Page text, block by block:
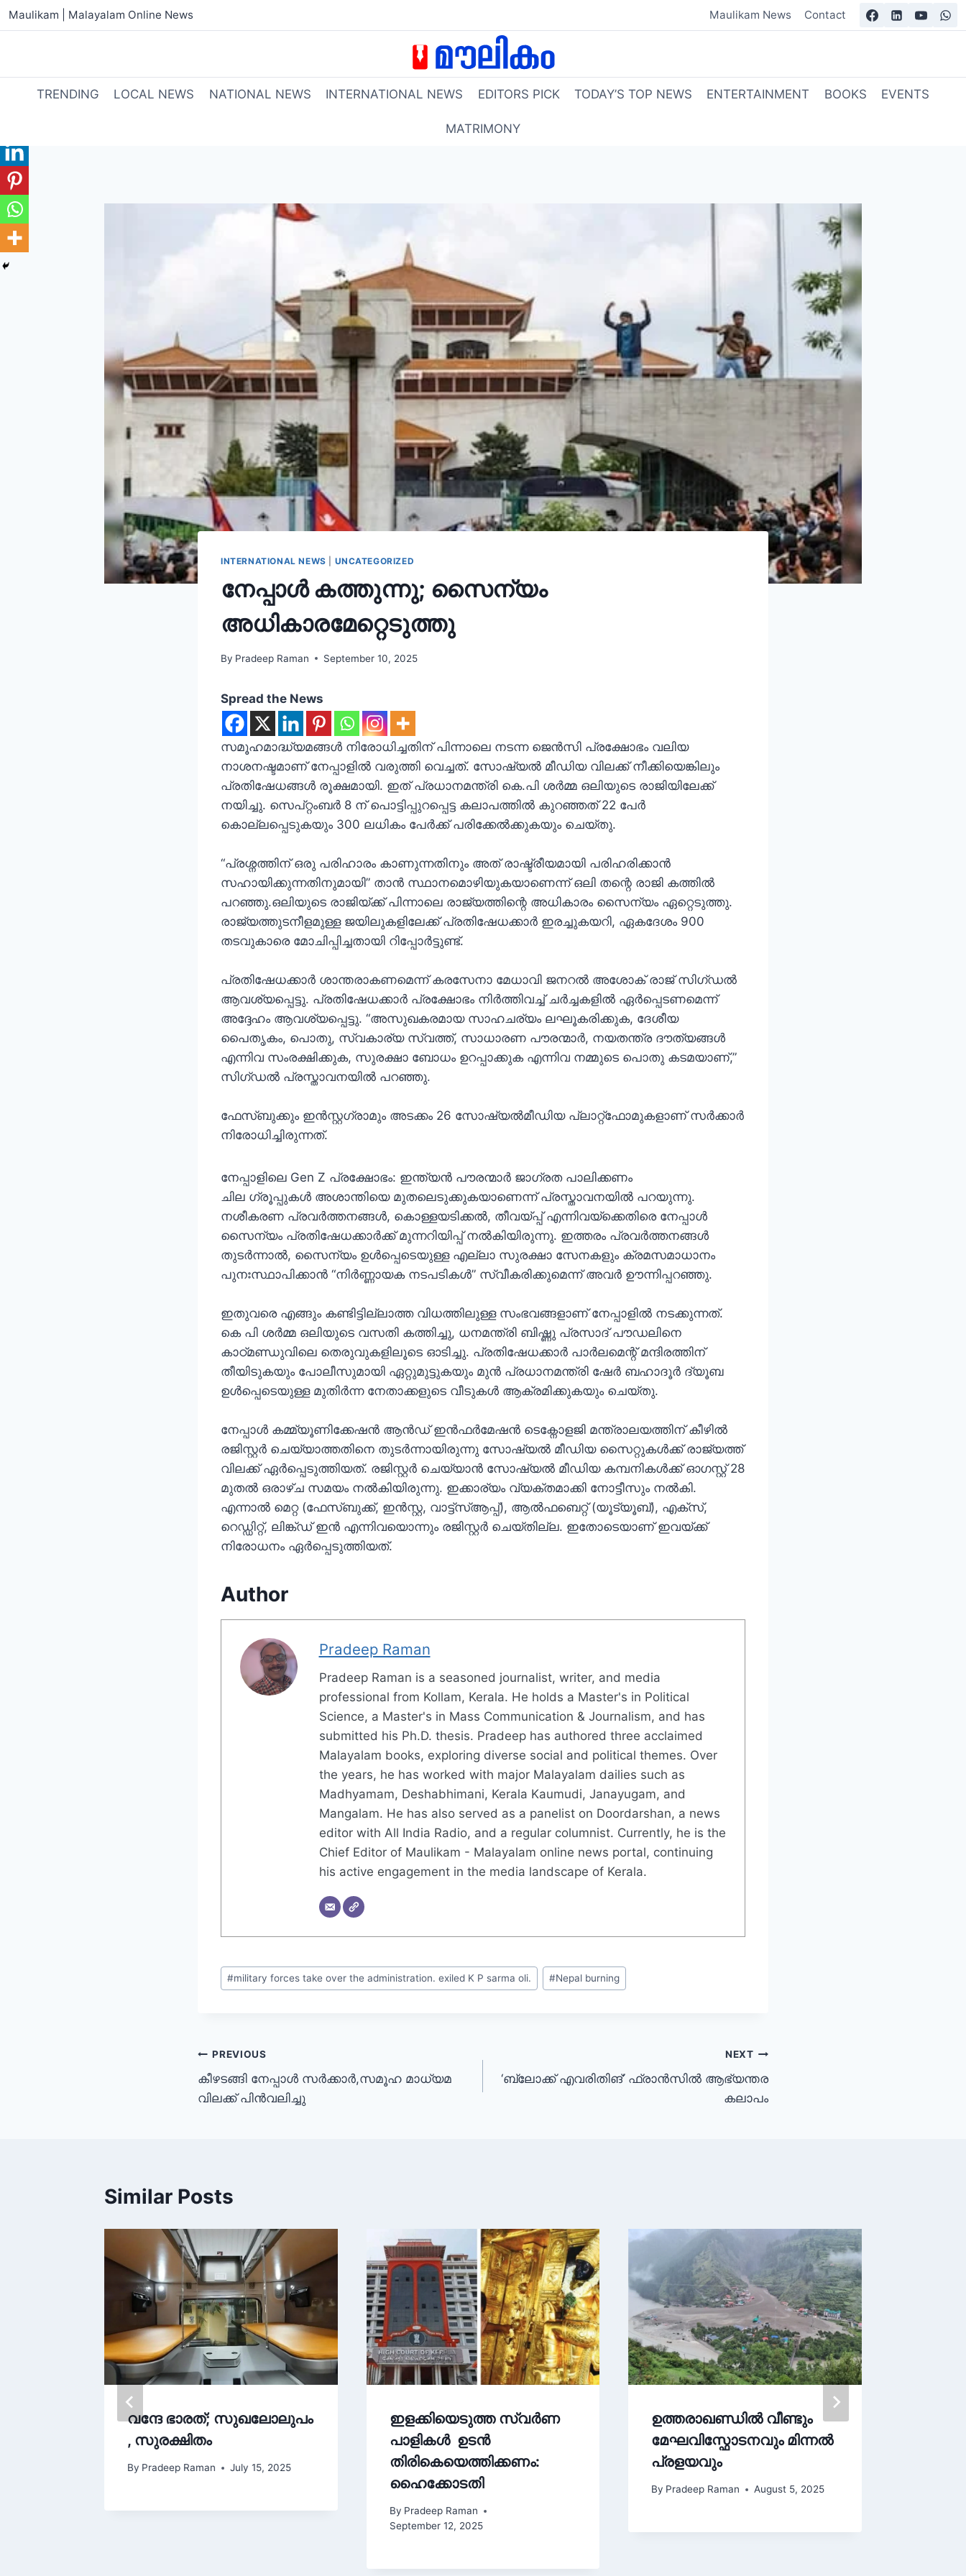
Maulikam | Malayalam Online News Maulikam News Contact
TRENDING LOCAL NEWS NATIONAL NEWS INTERNATIONAL NEWS EDITORS PICK TODAY’S TOP NEWS ENTERTAINMENT BOOKS EVENTS
MATRIMONY
INTERNATIONAL NEWS UNCATEGORIZED
നേപ്പാൾ കത്തുന്നു; സൈന്യം
അധികാരമേറ്റെടുത്തു
By Pradeep Raman September 10, 2025
Spread the News
സമൂഹമാദ്ധ്യമങ്ങൾ നിരോധിച്ചതിന് പിന്നാലെ നടന്ന ജെൻസി പ്രക്ഷോഭം വലിയ
നാശനഷ്ടമാണ് നേപ്പാളിൽ വരുത്തി വെച്ചത്. സോഷ്യൽ മീഡിയ വിലക്ക് നീക്കിയെങ്കിലും
പ്രതിഷേധങ്ങൾ രൂക്ഷമായി. ഇത് പ്രധാനമന്ത്രി കെ.പി ശർമ്മ ഒലിയുടെ രാജിയിലേക്ക്
നയിച്ചു. സെപ്റ്റംബർ 8 ന് പൊട്ടിപ്പുറപ്പെട്ട കലാപത്തിൽ കുറഞ്ഞത് 22 പേർ
കൊല്ലപ്പെടുകയും 300 ലധികം പേർക്ക് പരിക്കേൽക്കുകയും ചെയ്തു.
“പ്രശ്നത്തിന് ഒരു പരിഹാരം കാണുന്നതിനും അത് രാഷ്ട്രീയമായി പരിഹരിക്കാൻ
സഹായിക്കുന്നതിനുമായി” താൻ സ്ഥാനമൊഴിയുകയാണെന്ന് ഒലി തന്റെ രാജി കത്തിൽ
പറഞ്ഞു.ഒലിയുടെ രാജിയ്ക്ക് പിന്നാലെ രാജ്യത്തിന്റെ അധികാരം സൈന്യം ഏറ്റെടുത്തു.
രാജ്യത്തുടനീളമുള്ള ജയിലുകളിലേക്ക് പ്രതിഷേധക്കാർ ഇരച്ചുകയറി, ഏകദേശം 900
തടവുകാരെ മോചിപ്പിച്ചതായി റിപ്പോർട്ടുണ്ട്.
പ്രതിഷേധക്കാർ ശാന്തരാകണമെന്ന് കരസേനാ മേധാവി ജനറൽ അശോക് രാജ് സിഗ്ഡൽ
ആവശ്യപ്പെട്ടു. പ്രതിഷേധക്കാർ പ്രക്ഷോഭം നിർത്തിവച്ച് ചർച്ചകളിൽ ഏർപ്പെടണമെന്ന്
അദ്ദേഹം ആവശ്യപ്പെട്ടു. “അസുഖകരമായ സാഹചര്യം ലഘൂകരിക്കുക, ദേശീയ
പൈതൃകം, പൊതു, സ്വകാര്യ സ്വത്ത്, സാധാരണ പൗരന്മാർ, നയതന്ത്ര ദൗത്യങ്ങൾ
എന്നിവ സംരക്ഷിക്കുക, സുരക്ഷാ ബോധം ഉറപ്പാക്കുക എന്നിവ നമ്മുടെ പൊതു കടമയാണ്,”
സിഗ്ഡൽ പ്രസ്താവനയിൽ പറഞ്ഞു.
ഫേസ്ബുക്കും ഇൻസ്റ്റഗ്രാമും അടക്കം 26 സോഷ്യൽമീഡിയ പ്ലാറ്റ്ഫോമുകളാണ് സർക്കാർ
നിരോധിച്ചിരുന്നത്.
നേപ്പാളിലെ Gen Z പ്രക്ഷോഭം: ഇന്ത്യൻ പൗരന്മാർ ജാഗ്രത പാലിക്കണം
ചില ഗ്രൂപ്പുകൾ അശാന്തിയെ മുതലെടുക്കുകയാണെന്ന് പ്രസ്താവനയിൽ പറയുന്നു.
നശീകരണ പ്രവർത്തനങ്ങൾ, കൊള്ളയടിക്കൽ, തീവയ്പ്പ് എന്നിവയ്‌ക്കെതിരെ നേപ്പാൾ
സൈന്യം പ്രതിഷേധക്കാർക്ക് മുന്നറിയിപ്പ് നൽകിയിരുന്നു. ഇത്തരം പ്രവർത്തനങ്ങൾ
തുടർന്നാൽ, സൈന്യം ഉൾപ്പെടെയുള്ള എല്ലാ സുരക്ഷാ സേനകളും ക്രമസമാധാനം
പുനഃസ്ഥാപിക്കാൻ “നിർണ്ണായക നടപടികൾ” സ്വീകരിക്കുമെന്ന് അവർ ഊന്നിപ്പറഞ്ഞു.
ഇതുവരെ എങ്ങും കണ്ടിട്ടില്ലാത്ത വിധത്തിലുള്ള സംഭവങ്ങളാണ് നേപ്പാളിൽ നടക്കുന്നത്.
കെ പി ശർമ്മ ഒലിയുടെ വസതി കത്തിച്ചു, ധനമന്ത്രി ബിഷ്ണു പ്രസാദ് പൗഡലിനെ
കാഠ്മണ്ഡുവിലെ തെരുവുകളിലൂടെ ഓടിച്ചു. പ്രതിഷേധക്കാർ പാർലമെന്റ് മന്ദിരത്തിന്
തീയിടുകയും പോലീസുമായി ഏറ്റുമുട്ടുകയും മുൻ പ്രധാനമന്ത്രി ഷേർ ബഹാദൂർ ദ്യൂബ
ഉൾപ്പെടെയുള്ള മുതിർന്ന നേതാക്കളുടെ വീടുകൾ ആക്രമിക്കുകയും ചെയ്തു.
നേപ്പാൾ കമ്മ്യൂണിക്കേഷൻ ആൻഡ് ഇൻഫർമേഷൻ ടെക്നോളജി മന്ത്രാലയത്തിന് കീഴിൽ
രജിസ്റ്റർ ചെയ്യാത്തതിനെ തുടർന്നായിരുന്നു സോഷ്യൽ മീഡിയ സൈറ്റുകൾക്ക് രാജ്യത്ത്
വിലക്ക് ഏർപ്പെടുത്തിയത്. രജിസ്റ്റർ ചെയ്യാൻ സോഷ്യൽ മീഡിയ കമ്പനികൾക്ക് ഓഗസ്റ്റ് 28
മുതൽ ഒരാഴ്ച സമയം നൽകിയിരുന്നു. ഇക്കാര്യം വ്യക്തമാക്കി നോട്ടീസും നൽകി.
എന്നാൽ മെറ്റ (ഫേസ്ബുക്ക്, ഇൻസ്റ്റ, വാട്ട്സ്ആപ്പ്), ആൽഫബെറ്റ് (യൂട്യൂബ്), എക്സ്,
റെഡ്ഡിറ്റ്, ലിങ്ക്ഡ് ഇൻ എന്നിവയൊന്നും രജിസ്റ്റർ ചെയ്തില്ല. ഇതോടെയാണ് ഇവയ്ക്ക്
നിരോധനം ഏർപ്പെടുത്തിയത്.
Author
Pradeep Raman
Pradeep Raman is a seasoned journalist, writer, and media
professional from Kollam, Kerala. He holds a Master's in Political
Science, a Master's in Mass Communication & Journalism, and has
submitted his Ph.D. thesis. Pradeep has authored three acclaimed
Malayalam books, exploring diverse social and political themes. Over
the years, he has worked with major Malayalam dailies such as
Madhyamam, Deshabhimani, Kerala Kaumudi, Janayugam, and
Mangalam. He has also served as a panelist on Doordarshan, a news
editor with All India Radio, and a regular columnist. Currently, he is the
Chief Editor of Maulikam - Malayalam online news portal, continuing
his active engagement in the media landscape of Kerala.
#military forces take over the administration. exiled K P sarma oli. #Nepal burning
PREVIOUS
കീഴടങ്ങി നേപ്പാൾ സർക്കാർ,സമൂഹ മാധ്യമ
വിലക്ക് പിൻവലിച്ചു
NEXT
‘ബ്ലോക്ക് എവരിതിങ്’ ഫ്രാൻസിൽ ആഭ്യന്തര
കലാപം
Similar Posts
വന്ദേ ഭാരത്; സുഖലോലുപം
, സുരക്ഷിതം
By Pradeep Raman July 15, 2025
ഇളക്കിയെടുത്ത സ്വർണ
പാളികൾ ഉടൻ
തിരികെയെത്തിക്കണം:
ഹൈക്കോടതി
By Pradeep Raman
September 12, 2025
ഉത്തരാഖണ്ഡിൽ വീണ്ടും
മേഘവിസ്ഫോടനവും മിന്നൽ
പ്രളയവും
By Pradeep Raman August 5, 2025